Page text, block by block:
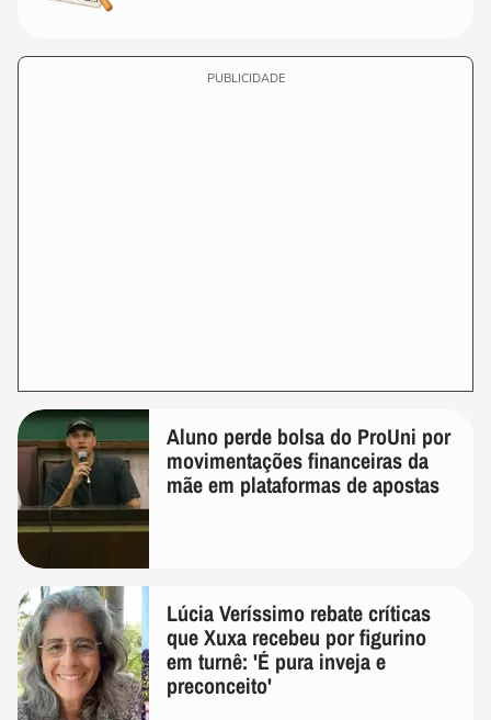
PUBLICIDADE
Aluno perde bolsa do ProUni por
movimentações financeiras da
mãe em plataformas de apostas
Lúcia Veríssimo rebate críticas
que Xuxa recebeu por figurino
em turnê: 'É pura inveja e
preconceito'